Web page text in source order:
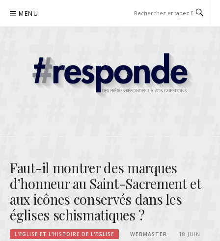
contenu
MENU
Faut-il montrer des marques
d’honneur au Saint-Sacrement et
aux icônes conservés dans les
églises schismatiques ?
L'EGLISE ET L'HISTOIRE DE L'EGLISE WEBMASTER
18 JUIN